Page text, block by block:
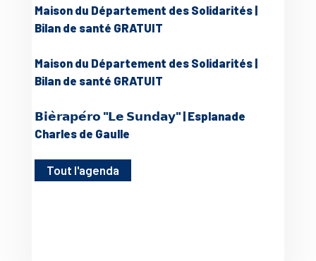
Maison du Département des Solidarités |
Bilan de santé GRATUIT
Maison du Département des Solidarités |
Bilan de santé GRATUIT
𝗕𝗶𝗲̀𝗿𝗮𝗽𝗲́𝗿𝗼 "𝗟𝗲 𝗦𝘂𝗻𝗱𝗮𝘆" | Esplanade
Charles de Gaulle
Tout l'agenda